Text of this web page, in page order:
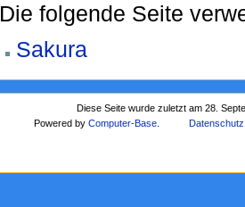
Die folgende Seite
Sakura
Diese Seite wurde zuletzt am 28.
Powered byComputer-Base Datenschutz